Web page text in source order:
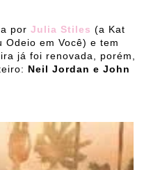
por Julia Stiles (a Kat
Odeio em Você) e tem
já foi renovada, porém,
Neil Jordan e John